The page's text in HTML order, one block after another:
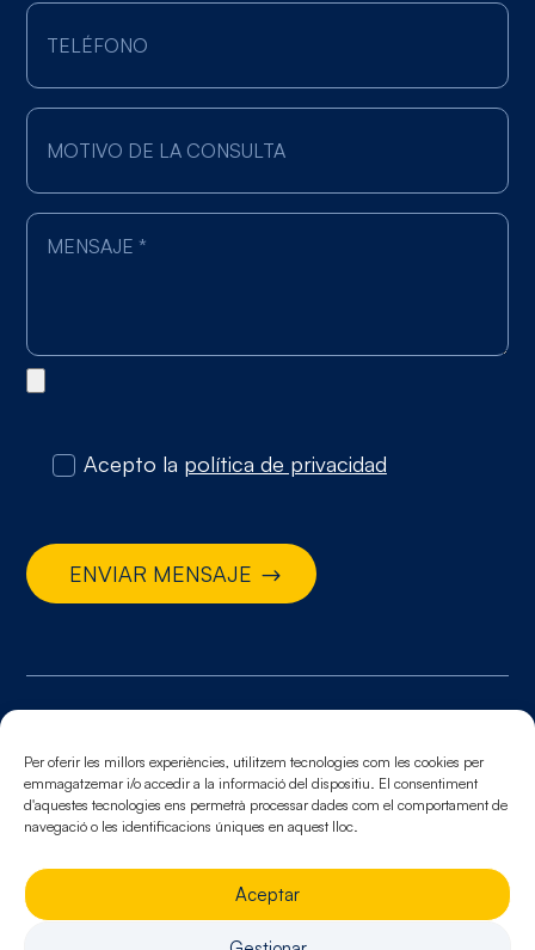
Per oferir les millors experiències, utilitzem tecnologies com les cookies per
emmagatzemar i/o accedir a la informació del dispositiu. El consentiment
d'aquestes tecnologies ens permetrà processar dades com el comportament de
navegació o les identificacions úniques en aquest lloc.
Aceptar
Acepto la política de privacidad
ENVIAR MENSAJE
Aviso legal. Política de cookies. Política de
privacidad